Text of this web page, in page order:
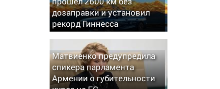
дозаправки и установил
рекорд Гиннесса
Матвиенко предупредила
спикера парламента
Армении о губительности